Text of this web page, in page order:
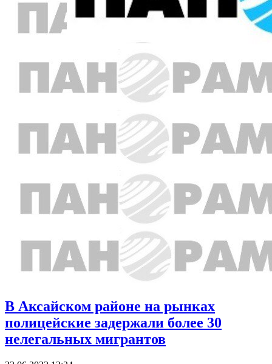
В Аксайском районе на рынках
полицейские задержали более 30
нелегальных мигрантов